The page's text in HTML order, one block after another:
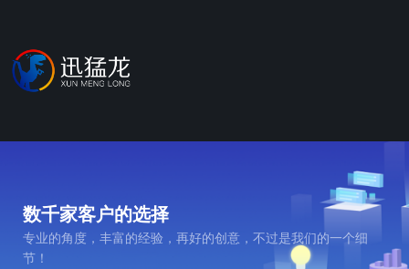
数千家客户的选择
专业的角度，丰富的经验，再好的创意，不过是我们的一个细
节！